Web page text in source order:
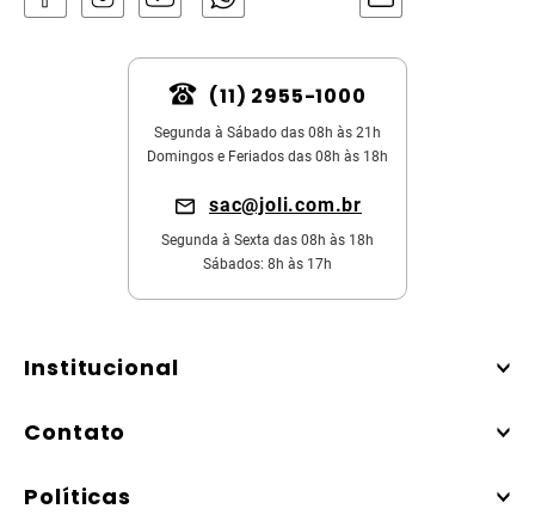
(11) 2955-1000
Segunda à Sábado das 08h às 21h
Domingos e Feriados das 08h às 18h
sac@joli.com.br
Segunda à Sexta das 08h às 18h
Sábados: 8h às 17h
Institucional
Contato
Políticas